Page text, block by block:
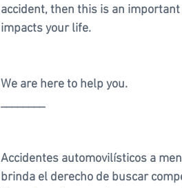
accident, then this is an
impacts your life.
We are here to help you.
________
Accidentes automovilísticos a
brinda el derecho de buscar